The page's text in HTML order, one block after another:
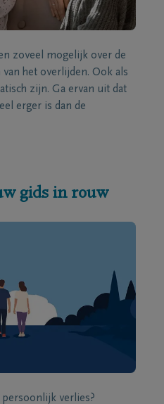
zoveel mogelijk over de
het overlijden. Ook als
zijn. Ga ervan uit dat
erger is dan de
gids in rouw
verlies?